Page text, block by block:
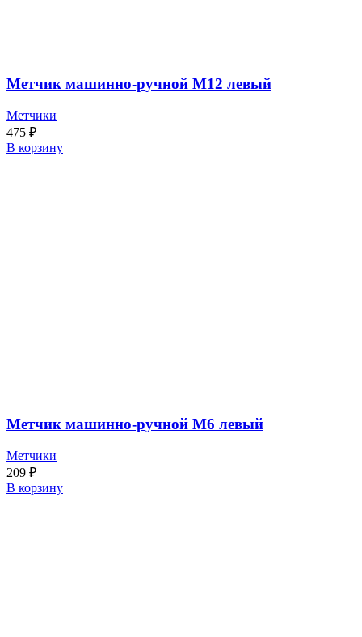
Метчик машинно-ручной М12 левый
Метчики
475 ₽
В корзину
Метчик машинно-ручной М6 левый
Метчики
209 ₽
В корзину